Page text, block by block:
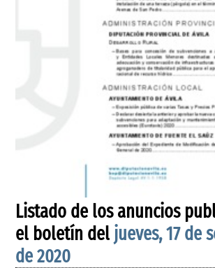
Listado de los anuncios
el boletín del jueves, 17 de
de 2020